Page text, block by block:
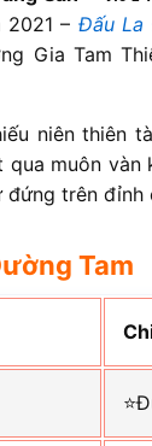
2021 – Đấu La
Gia Tam
niên thiên
qua muôn
đứng trên
Tam